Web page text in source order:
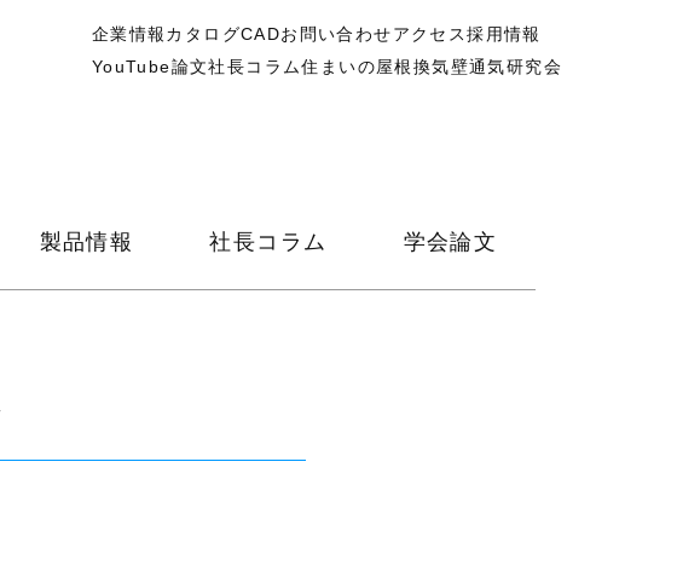
企業情報カタログCADお問い合わせアクセス採用情報
YouTube論文社長コラム住まいの屋根換気壁通気研究会
製品情報 社長コラム 学会論文